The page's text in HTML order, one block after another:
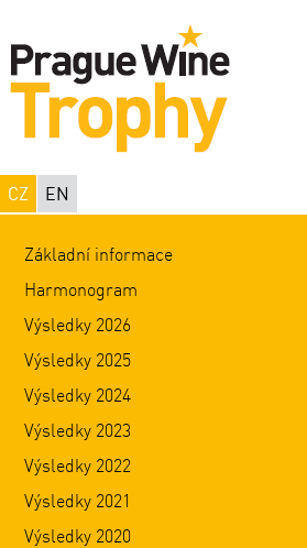
CZ EN
Základní informace
Harmonogram
Výsledky 2026
Výsledky 2025
Výsledky 2024
Výsledky 2023
Výsledky 2022
Výsledky 2021
Výsledky 2020